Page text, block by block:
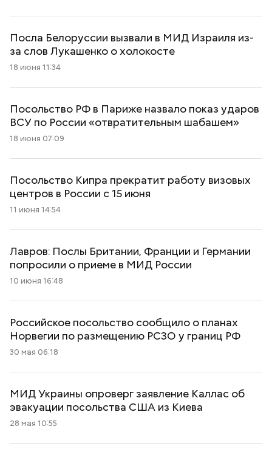
Посла Белоруссии вызвали в МИД Израиля из-
за слов Лукашенко о холокосте
18 июня 11:34
Посольство РФ в Париже назвало показ ударов
ВСУ по России «отвратительным шабашем»
18 июня 07:09
Посольство Кипра прекратит работу визовых
центров в России с 15 июня
11 июня 14:54
Лавров: Послы Британии, Франции и Германии
попросили о приеме в МИД России
10 июня 16:48
Российское посольство сообщило о планах
Норвегии по размещению РСЗО у границ РФ
30 мая 06:18
МИД Украины опроверг заявление Каллас об
эвакуации посольства США из Киева
28 мая 10:55